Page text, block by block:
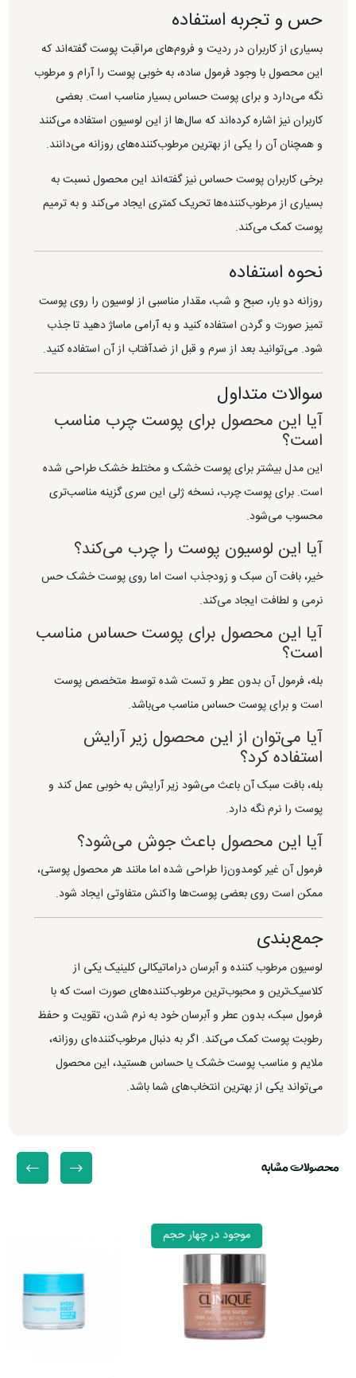
حس و تجربه استفاده
بسیاری از کاربران در ردیت و فروم‌های مراقبت پوست گفته‌اند که
این محصول با وجود فرمول ساده، به خوبی پوست را آرام و مرطوب
نگه می‌دارد و برای پوست حساس بسیار مناسب است. بعضی
کاربران نیز اشاره کرده‌اند که سال‌ها از این لوسیون استفاده می‌کنند
و همچنان آن را یکی از بهترین مرطوب‌کننده‌های روزانه می‌دانند.
برخی کاربران پوست حساس نیز گفته‌اند این محصول نسبت به
بسیاری از مرطوب‌کننده‌ها تحریک کمتری ایجاد می‌کند و به ترمیم
پوست کمک می‌کند.
نحوه استفاده
روزانه دو بار، صبح و شب، مقدار مناسبی از لوسیون را روی پوست
تمیز صورت و گردن استفاده کنید و به آرامی ماساژ دهید تا جذب
شود. می‌توانید بعد از سرم و قبل از ضدآفتاب از آن استفاده کنید.
سوالات متداول
آیا این محصول برای پوست چرب مناسب
است؟
این مدل بیشتر برای پوست خشک و مختلط خشک طراحی شده
است. برای پوست چرب، نسخه ژلی این سری گزینه مناسب‌تری
محسوب می‌شود.
آیا این لوسیون پوست را چرب می‌کند؟
خیر، بافت آن سبک و زودجذب است اما روی پوست خشک حس
نرمی و لطافت ایجاد می‌کند.
آیا این محصول برای پوست حساس مناسب
است؟
بله، فرمول آن بدون عطر و تست شده توسط متخصص پوست
است و برای پوست حساس مناسب می‌باشد.
آیا می‌توان از این محصول زیر آرایش
استفاده کرد؟
بله، بافت سبک آن باعث می‌شود زیر آرایش به خوبی عمل کند و
پوست را نرم نگه دارد.
آیا این محصول باعث جوش می‌شود؟
فرمول آن غیر کومدون‌زا طراحی شده اما مانند هر محصول پوستی،
ممکن است روی بعضی پوست‌ها واکنش متفاوتی ایجاد شود.
جمع‌بندی
لوسیون مرطوب کننده و آبرسان دراماتیکالی کلینیک یکی از
کلاسیک‌ترین و محبوب‌ترین مرطوب‌کننده‌های صورت است که با
فرمول سبک، بدون عطر و آبرسان خود به نرم شدن، تقویت و حفظ
رطوبت پوست کمک می‌کند. اگر به دنبال مرطوب‌کننده‌ای روزانه،
ملایم و مناسب پوست خشک یا حساس هستید، این محصول
می‌تواند یکی از بهترین انتخاب‌های شما باشد.
محصولات مشابه
موجود در چهار حجم